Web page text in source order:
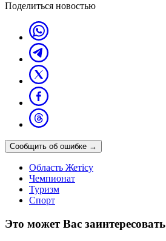
Поделиться новостью
Сообщить об ошибке →
Область Жетісу
Чемпионат
Туризм
Спорт
Это может Вас заинтересовать